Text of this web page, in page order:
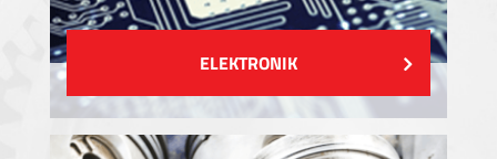
ELEKTRONIK